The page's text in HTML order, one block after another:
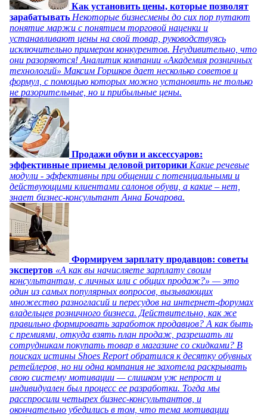
Как установить цены, которые позволят
зарабатывать Некоторые бизнесмены до сих пор путают
понятие маржи с понятием торговой наценки и
устанавливают цены на свой товар, руководствуясь
исключительно примером конкурентов. Неудивительно, что
они разоряются! Аналитик компании «Академия розничных
технологий» Максим Горшков дает несколько советов и
формул, с помощью которых можно установить не только
не разорительные, но и прибыльные цены.
Продажи обуви и аксессуаров:
эффективные приемы деловой риторики Какие речевые
модули - эффективны при общении с потенциальными и
действующими клиентами салонов обуви, а какие – нет,
знает бизнес-консультант Анна Бочарова.
Формируем зарплату продавцов: советы
экспертов «А как вы начисляете зарплату своим
консультантам, с личных или с общих продаж?» — это
один из самых популярных вопросов, вызывающих
множество разногласий и пересудов на интернет-форумах
владельцев розничного бизнеса. Действительно, как же
правильно формировать заработок продавцов? А как быть
с премиями, откуда взять план продаж, разрешать ли
сотрудникам покупать товар в магазине со скидками? В
поисках истины Shoes Report обратился к десятку обувных
ретейлеров, но ни одна компания не захотела раскрывать
свою систему мотивации — слишком уж непрост и
индивидуален был процесс ее разработки. Тогда мы
расспросили четырех бизнес-консультантов, и
окончательно убедились в том, что тема мотивации